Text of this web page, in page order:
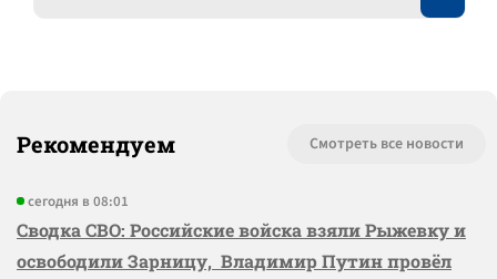
Рекомендуем Смотреть все новости
сегодня в 08:01
Сводка СВО: Российские войска взяли Рыжевку и
освободили Зарницу, Владимир Путин провёл